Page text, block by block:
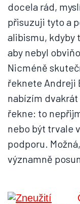
docela rád,
přisuzuji tyto a
alibismu, kdyby
aby nebyl
Nicméně
řeknete Andreji
nabízím
řekne: to
nebo být trvale
podporu.
významně